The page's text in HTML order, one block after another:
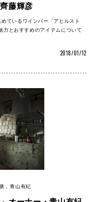
藤輝彦
ているワインバー「アヒルスト
力とおすすめのアイテムについて
2018/01/12
青山有紀